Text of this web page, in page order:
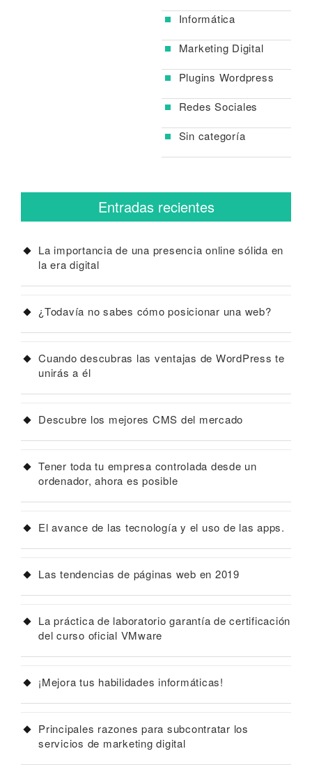
Informática
Marketing Digital
Plugins Wordpress
Redes Sociales
Sin categoría
Entradas recientes
La importancia de una presencia online sólida en
la era digital
¿Todavía no sabes cómo posicionar una web?
Cuando descubras las ventajas de WordPress te
unirás a él
Descubre los mejores CMS del mercado
Tener toda tu empresa controlada desde un
ordenador, ahora es posible
El avance de las tecnología y el uso de las apps.
Las tendencias de páginas web en 2019
La práctica de laboratorio garantía de certificación
del curso oficial VMware
¡Mejora tus habilidades informáticas!
Principales razones para subcontratar los
servicios de marketing digital